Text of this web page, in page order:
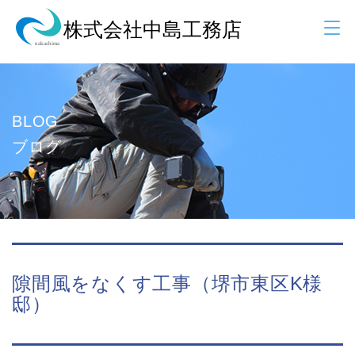
BLOG
ブログ
隙間風をなくす工事（堺市東区K様
邸）